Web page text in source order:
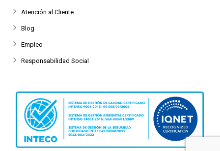
Atención al Cliente
Blog
Empleo
Responsabilidad Social